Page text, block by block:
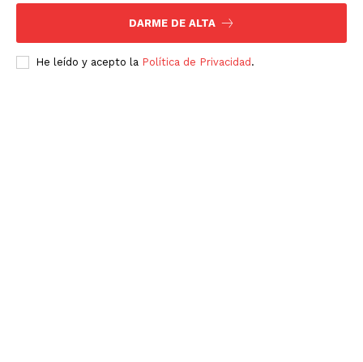
DARME DE ALTA
He leído y acepto la Política de Privacidad .